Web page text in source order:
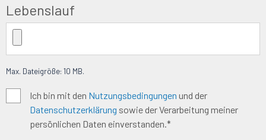
Lebenslauf
Max. Dateigröße: 10 MB.
Algemene
voorwaarden *
Ich bin mit den Nutzungsbedingungen und der
Datenschutzerklärung sowie der Verarbeitung meiner
persönlichen Daten einverstanden.*